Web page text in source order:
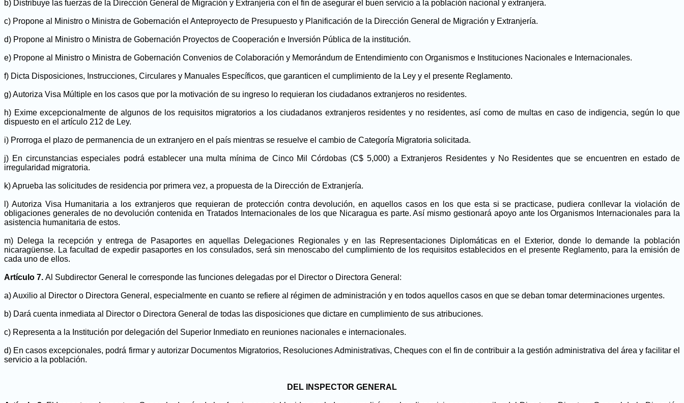
b) Distribuye las fuerzas de la Dirección General de Migración y Extranjería con el fin de asegurar el buen servicio a la población nacional y extranjera.
c) Propone al Ministro o Ministra de Gobernación el Anteproyecto de Presupuesto y Planificación de la Dirección General de Migración y Extranjería.
d) Propone al Ministro o Ministra de Gobernación Proyectos de Cooperación e Inversión Pública de la institución.
e) Propone al Ministro o Ministra de Gobernación Convenios de Colaboración y Memorándum de Entendimiento con Organismos e Instituciones Nacionales e Internacionales.
f) Dicta Disposiciones, Instrucciones, Circulares y Manuales Específicos, que garanticen el cumplimiento de la Ley y el presente Reglamento.
g) Autoriza Visa Múltiple en los casos que por la motivación de su ingreso lo requieran los ciudadanos extranjeros no residentes.
h) Exime excepcionalmente de algunos de los requisitos migratorios a los ciudadanos extranjeros residentes y no residentes, así como de multas en caso de indigencia, según lo que
dispuesto en el artículo 212 de Ley.
i) Prorroga el plazo de permanencia de un extranjero en el país mientras se resuelve el cambio de Categoría Migratoria solicitada.
j) En circunstancias especiales podrá establecer una multa mínima de Cinco Mil Córdobas (C$ 5,000) a Extranjeros Residentes y No Residentes que se encuentren en estado de
irregularidad migratoria.
k) Aprueba las solicitudes de residencia por primera vez, a propuesta de la Dirección de Extranjería.
l) Autoriza Visa Humanitaria a los extranjeros que requieran de protección contra devolución, en aquellos casos en los que esta si se practicase, pudiera conllevar la violación de
obligaciones generales de no devolución contenida en Tratados Internacionales de los que Nicaragua es parte. Así mismo gestionará apoyo ante los Organismos Internacionales para la
asistencia humanitaria de estos.
m) Delega la recepción y entrega de Pasaportes en aquellas Delegaciones Regionales y en las Representaciones Diplomáticas en el Exterior, donde lo demande la población
nicaragüense. La facultad de expedir pasaportes en los consulados, será sin menoscabo del cumplimiento de los requisitos establecidos en el presente Reglamento, para la emisión de
cada uno de ellos.
Artículo 7. Al Subdirector General le corresponde las funciones delegadas por el Director o Directora General:
a) Auxilio al Director o Directora General, especialmente en cuanto se refiere al régimen de administración y en todos aquellos casos en que se deban tomar determinaciones urgentes.
b) Dará cuenta inmediata al Director o Directora General de todas las disposiciones que dictare en cumplimiento de sus atribuciones.
c) Representa a la Institución por delegación del Superior Inmediato en reuniones nacionales e internacionales.
d) En casos excepcionales, podrá firmar y autorizar Documentos Migratorios, Resoluciones Administrativas, Cheques con el fin de contribuir a la gestión administrativa del área y facilitar el
servicio a la población.
DEL INSPECTOR GENERAL